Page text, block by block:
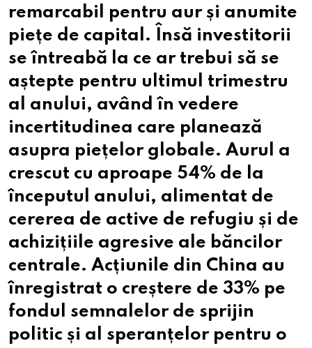
remarcabil pentru aur și anumite
piețe de capital. Însă investitorii
se întreabă la ce ar trebui să se
aștepte pentru ultimul trimestru
al anului, având în vedere
incertitudinea care planează
asupra piețelor globale. Aurul a
crescut cu aproape 54% de la
începutul anului, alimentat de
cererea de active de refugiu și de
achizițiile agresive ale băncilor
centrale. Acțiunile din China au
înregistrat o creștere de 33% pe
fondul semnalelor de sprijin
politic și al speranțelor pentru o